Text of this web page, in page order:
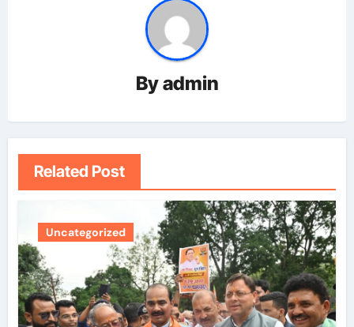
Byadmin
Related Post
Uncategorized